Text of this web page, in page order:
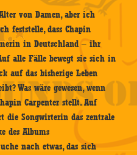
von Damen, aber ich
feststelle, dass Chapin
in Deutschland – ihr
alle Fälle bewegt sie sich in
auf das bisherige Leben
Was wäre gewesen, wenn
Carpenter stellt. Auf
die Songwirterin das zentrale
des Albums
nach etwas, das sich